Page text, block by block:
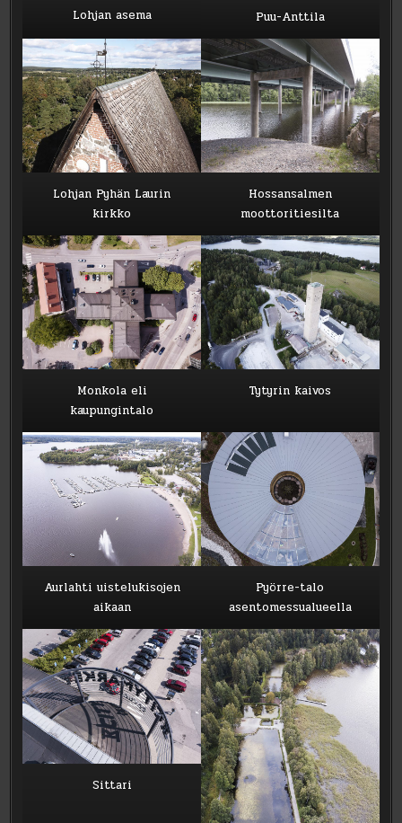
Lohjan asema Puu-Anttila
Lohjan Pyhän Laurin
kirkko
Hossansalmen
moottoritiesilta
Monkola eli
kaupungintalo
Tytyrin kaivos
Aurlahti uistelukisojen
aikaan
Pyörre-talo
asentomessualueella
Sittari